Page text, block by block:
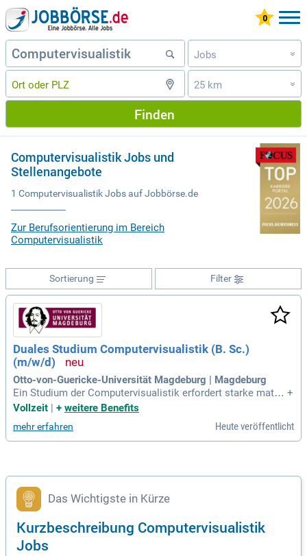
Jobs »
25 km »
Finden
Computervisualistik Jobs und
Stellenangebote
1 Computervisualistik Jobs auf Jobbörse.de
Zur Berufsorientierung im Bereich
Computervisualistik
Filter
Sortierung
Duales Studium Computervisualistik (B. Sc.)
(m/w/d)
Otto-von-Guericke-Universität Magdeburg | Magdeburg
Ein Studium der Computervisualistik erfordert starke mathe
matische Kenntnisse und ein Interesse an Informatik. Stude
wicklungen der Branche Schritt zu halten. Eine Leidenschaft
für Bilder und visuelle Medien ist ebenfalls von Vorteil. Abs
Einsatzmöglichkeiten liegen in der Medizintechnik sowie de
r Bildinformationstechnologie. Kooperationen mit Experten
aus Biologie und Neurowissenschaften erweitern die Karrier
+
Vollzeit
+ weitere Benefits
mehr erfahren Heute veröffentlicht
Das Wichtigste in Kürze
Kurzbeschreibung Computervisualistik
Jobs